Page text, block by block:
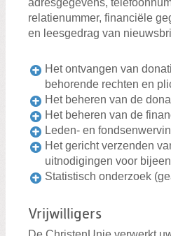
adresgegevens,
relatienummer, financiële
en leesgedrag van
Het ontvangen van
behorende rechten en
Het beheren van de
Het beheren van de
Leden- en
Het gericht verzenden
uitnodigingen voor
Statistisch onderzoek
Vrijwilligers